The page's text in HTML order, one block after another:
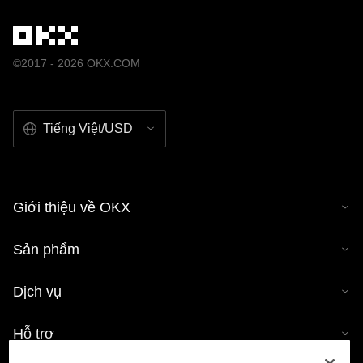
©2017 - 2026 OKX.COM
Tiếng Việt/USD
Giới thiệu về OKX
Sản phẩm
Dịch vụ
Hỗ trợ